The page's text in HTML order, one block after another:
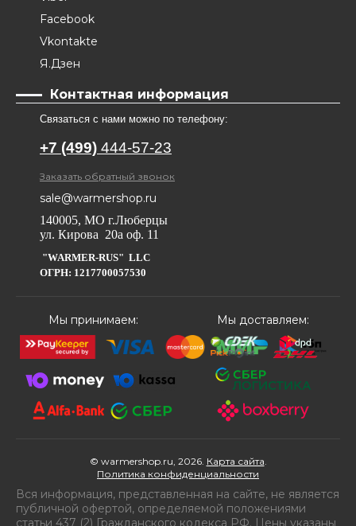
Facebook
Vkontakte
Я.Дзен
Контактная информация
Связаться с нами можно по телефону:
+7 (499) 444-57-23
Заказать обратный звонок
sale@warmershop.ru
140005, МО г.Люберцы
ул. Кирова 20а оф. 11
"WARMER-RUS" LLC
ОГРН: 1217700057530
Мы принимаем: Мы доставляем:
© warmershop.ru, 2026. Карта сайта
Политика конфиденциальности
Вся информация, представленная на сайте, не является
публичной офертой, определяемой положениями
статьи 437 (2) Гражданского кодекса РФ. Цены указаны